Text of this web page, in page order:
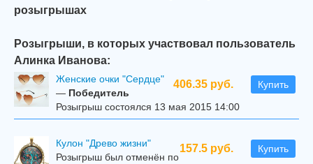
розыгрышах
Розыгрыши, в которых участвовал пользователь
Алинка Иванова:
406.35 руб. Купить
Женские очки "Сердце"
— Победитель
Розыгрыш состоялся 13 мая 2015 14:00
157.5 руб. Купить
Кулон "Древо жизни"
Розыгрыш был отменён по